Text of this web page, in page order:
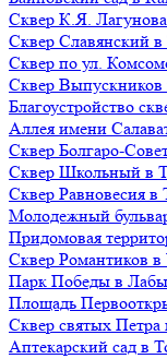
Сквер К.Я.
Сквер Славянский
Сквер по ул.
Сквер Выпускников
Благоустройство
Аллея имени
Сквер Болгаро-
Сквер Школьный в
Сквер Равновесия
Молодежный
Придомовая
Сквер Романтиков в
Парк Победы в
Площадь
Сквер святых
Аптекарский сад в